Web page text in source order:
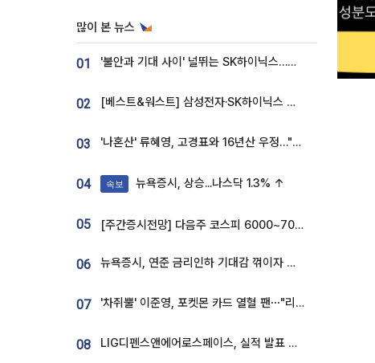
많이 본 뉴스
01 '불안과 기대 사이' 널뛰는 SK하이닉스…증권가 "HBM4·LTA 기반 펀터멘털 견고"
02 [베스트&워스트] 삼성전자·SK하이닉스 밀린 한 주…상상인증권은 85% 급등
03 '나혼산' 류혜영, 고경표와 16년산 우정…"자취방서 부모님과 마주쳐"
04 속보 뉴욕증시, 상승...나스닥 1.3% ↑
05 [주간증시전망] 다음주 코스피 6000~7000⋯“外人 수급은 정책이 변수”
06 뉴욕증시, 연준 금리인하 기대감 꺾이자 상승...S&P500 사상 최고치 [종합]
07 '차쥐뿔' 이준영, 포켓몬 카드 열혈 팬⋯"리셀러 처단할 것"
08 LIG디펜스앤에어로스페이스, 실적 발표 후 급락→반등⋯증권가 “28년까지 튼튼”